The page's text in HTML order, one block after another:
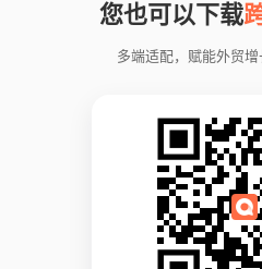
您也可以下载
多端适配，赋能外贸